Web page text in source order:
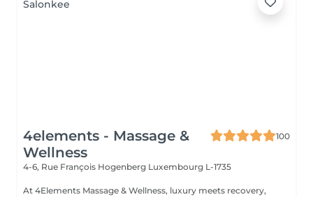
4elements - Massage &
Wellness
100
4-6, Rue François Hogenberg Luxembourg L-1735
At 4Elements Massage & Wellness, luxury meets recovery,